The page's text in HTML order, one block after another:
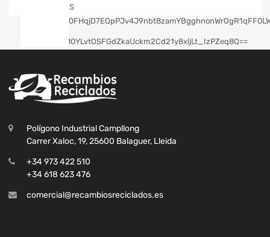
Polígono Industrial Campllong
Carrer Xaloc, 19, 25600 Balaguer, Lleida
+34 973 422 510
+34 618 623 476
comercial@recambiosreciclados.es